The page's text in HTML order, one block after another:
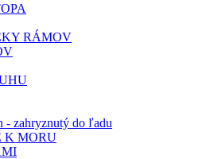
RÁMOV
- zahryznutý do ľadu
K MORU